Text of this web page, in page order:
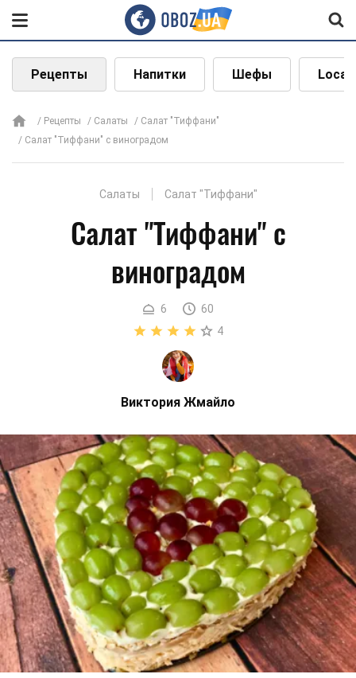
Рецепты Напитки Шефы Local
Рецепты Салаты
Салат "Тиффани"
Салат "Тиффани" с виноградом
Салаты Салат "Тиффани"
Салат "Тиффани" с
виноградом
6
60
4
Виктория Жмайло